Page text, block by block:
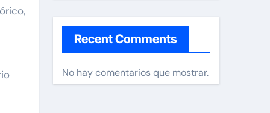
Recent Comments
No hay comentarios que mostrar.